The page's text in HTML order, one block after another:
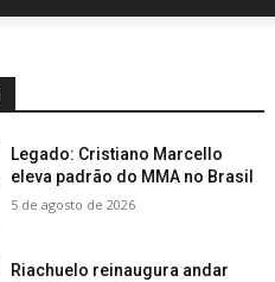
Legado: Cristiano Marcello
eleva padrão do MMA no Brasil
5 de agosto de 2026
Riachuelo reinaugura andar